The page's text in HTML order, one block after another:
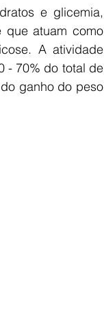
e glicemia,
que atuam como
A atividade
- 70% do total de
ganho do peso